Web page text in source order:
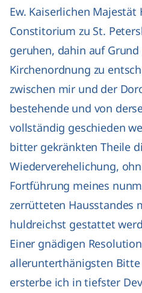
Ew. Kaiserlichen Majestät
Constitorium zu St.
geruhen, dahin auf
Kirchenordnung zu
zwischen mir und der
bestehende und von
vollständig geschieden
bitter gekränkten Theile
Wiederverehelichung,
Fortführung meines
zerrütteten Hausstandes
huldreichst gestattet
Einer gnädigen
allerunterthänigsten
ersterbe ich in tiefster